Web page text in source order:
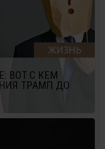
ЖИЗНЬ
ВОТ С КЕМ
ТРАМП ДО